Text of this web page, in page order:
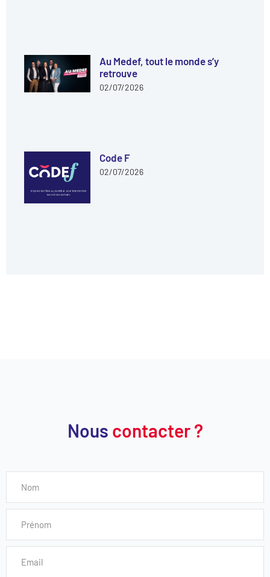
Au Medef, tout le monde s’y
retrouve
02/07/2026
Code F
02/07/2026
Nous contacter ?